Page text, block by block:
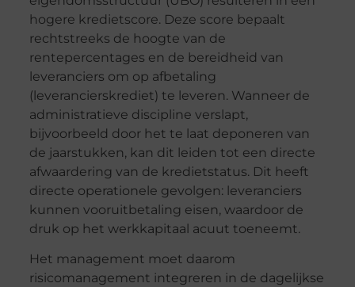
hogere kredietscore. Deze score bepaalt
rechtstreeks de hoogte van de
rentepercentages en de bereidheid van
leveranciers om op afbetaling
(leverancierskrediet) te leveren. Wanneer de
administratieve discipline verslapt,
bijvoorbeeld door het te laat deponeren van
de jaarstukken, kan dit leiden tot een directe
afwaardering van de kredietstatus. Dit heeft
directe operationele gevolgen: leveranciers
kunnen vooruitbetaling eisen, waardoor de
druk op het werkkapitaal acuut toeneemt.
Het management moet daarom
risicomanagement integreren in de dagelijkse